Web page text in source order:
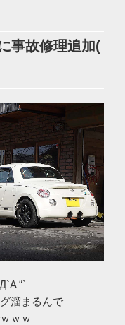
事故修理追加(
“`
溜まるんで
ｗｗ